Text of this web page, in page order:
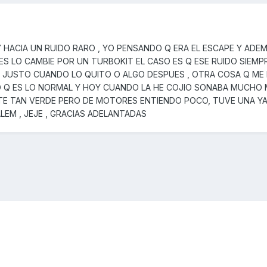
UN RUIDO RARO , YO PENSANDO Q ERA EL ESCAPE Y
LO CAMBIE POR UN TURBOKIT EL CASO ES Q ESE RUIDO
CUANDO LO QUITO O ALGO DESPUES , OTRA COSA Q ME
Q ES LO NORMAL Y HOY CUANDO LA HE COJIO SONABA MUCHO
TAN VERDE PERO DE MOTORES ENTIENDO POCO, TUVE UNA
, JEJE , GRACIAS ADELANTADAS